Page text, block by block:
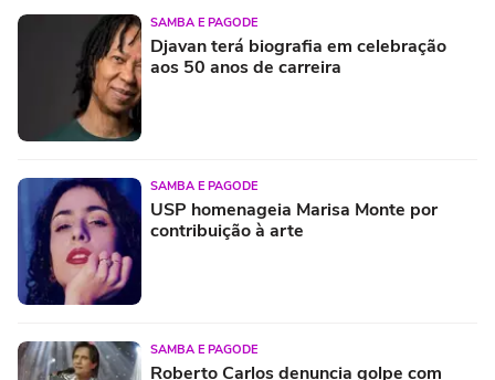
SAMBA E PAGODE
Djavan terá biografia em celebração
aos 50 anos de carreira
SAMBA E PAGODE
USP homenageia Marisa Monte por
contribuição à arte
SAMBA E PAGODE
Roberto Carlos denuncia golpe com